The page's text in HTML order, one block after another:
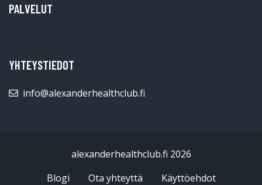
PALVELUT
YHTEYSTIEDOT
info@alexanderhealthclub.fi
alexanderhealthclub.fi 2026
Blogi
Ota yhteyttä
Käyttöehdot